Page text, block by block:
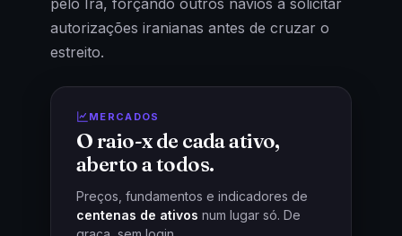
pelo Irã, forçando outros navios a solicitar
autorizações iranianas antes de cruzar o
estreito.
MERCADOS
O raio-x de cada ativo,
aberto a todos.
Preços, fundamentos e indicadores de
centenas de ativos num lugar só. De